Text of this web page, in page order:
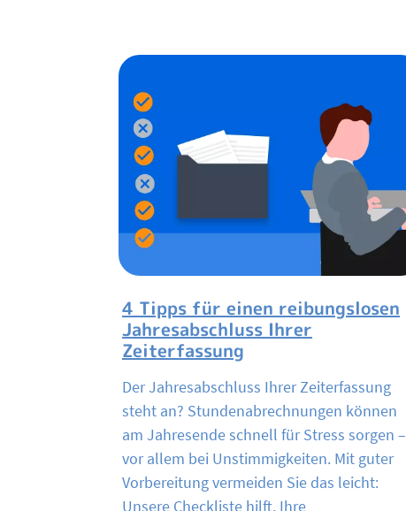
4 Tipps für einen reibungslosen
Jahresabschluss Ihrer
Zeiterfassung
Der Jahresabschluss Ihrer Zeiterfassung
steht an? Stundenabrechnungen können
am Jahresende schnell für Stress sorgen –
vor allem bei Unstimmigkeiten. Mit guter
Vorbereitung vermeiden Sie das leicht:
Unsere Checkliste hilft, Ihre